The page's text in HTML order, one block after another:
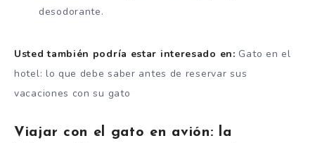
desodorante.
Usted también podría estar interesado en: Gato en el
hotel: lo que debe saber antes de reservar sus
vacaciones con su gato
Viajar con el gato en avión: la